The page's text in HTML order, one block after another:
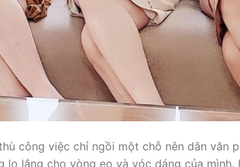
công việc chỉ ngồi một chỗ nên dân văn
lo lắng cho vòng eo và vóc dáng của